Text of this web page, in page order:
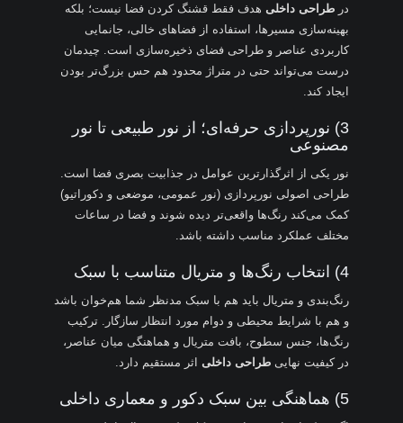
در طراحی داخلی هدف فقط قشنگ کردن فضا نیست؛ بلکه
بهینه‌سازی مسیرها، استفاده از فضاهای خالی، جانمایی
کاربردی عناصر و طراحی فضای ذخیره‌سازی است. چیدمان
درست می‌تواند حتی در متراژ محدود هم حس بزرگ‌تر بودن
ایجاد کند.
3) نورپردازی حرفه‌ای؛ از نور طبیعی تا نور
مصنوعی
نور یکی از اثرگذارترین عوامل در جذابیت بصری فضا است.
طراحی اصولی نورپردازی (نور عمومی، موضعی و دکوراتیو)
کمک می‌کند رنگ‌ها واقعی‌تر دیده شوند و فضا در ساعات
مختلف عملکرد مناسب داشته باشد.
4) انتخاب رنگ‌ها و متریال متناسب با سبک
رنگ‌بندی و متریال باید هم با سبک مدنظر شما هم‌خوان باشد
و هم با شرایط محیطی و دوام مورد انتظار سازگار. ترکیب
رنگ‌ها، جنس سطوح، بافت متریال و هماهنگی میان عناصر،
در کیفیت نهایی طراحی داخلی اثر مستقیم دارد.
5) هماهنگی بین سبک دکور و معماری داخلی